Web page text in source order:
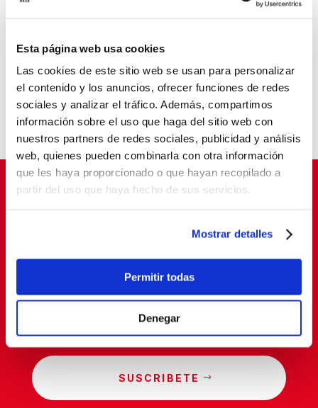
Esta página web usa cookies
Las cookies de este sitio web se usan para personalizar
el contenido y los anuncios, ofrecer funciones de redes
sociales y analizar el tráfico. Además, compartimos
información sobre el uso que haga del sitio web con
nuestros partners de redes sociales, publicidad y análisis
web, quienes pueden combinarla con otra información
que les haya proporcionado o que hayan recopilado a
partir del uso que haya hecho de sus servicios.
Mostrar detalles
Permitir todas
Denegar
La pobreza infantil no se va de vacaciones
Balia, reconocida como entidad pionera en
“Tardes con Plan”
Un aula que cambia vidas
SUSCRIBETE